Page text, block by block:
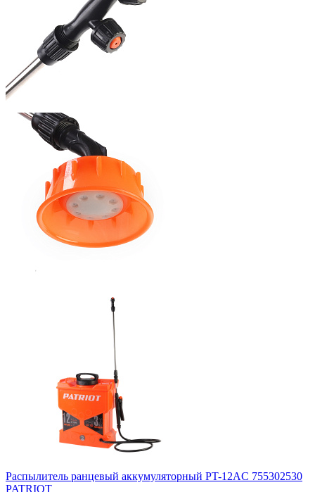
Распылитель ранцевый аккумуляторный PT-12AC 755302530
PATRIOT